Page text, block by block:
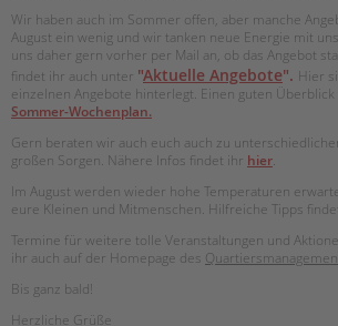
Wir haben auch im Sommer offen, aber manche
August ein wenig und wir tanken neue Energie mit
uns daher gern vorher per Mail an, ob das Angebot
findet ihr auch unter "Aktuelle Angebote". Hier
einzelnen Angebote hinterlegt. Einen guten
Sommer-Wochenplan.
Gern beraten wir auch euch auch zu
großen Sorgen. Nähere Infos findet ihr hier.
Im August werden wieder hohe Temperaturen
eure Kleinen und Mitmenschen. Hilfreiche Tipps
Termine für weitere tolle Veranstaltungen und
ihr auch auf der Homepage des
Bis ganz bald!
Herzliche Grüße